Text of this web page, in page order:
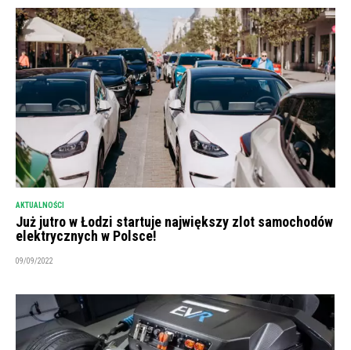
AKTUALNOŚCI
Już jutro w Łodzi startuje największy zlot samochodów
elektrycznych w Polsce!
09/09/2022